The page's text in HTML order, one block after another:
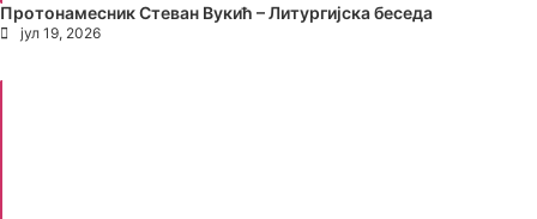
Протонамесник Стеван Вукић – Литургијска беседа
јул 19, 2026